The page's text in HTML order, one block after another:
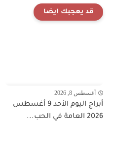
قد يعجبك ايضا
أغسطس 8, 2026
أبراج اليوم الأحد 9 أغسطس
2026 العامة في الحب...